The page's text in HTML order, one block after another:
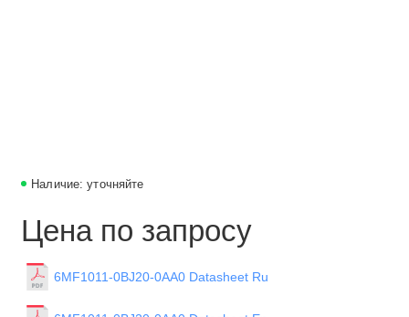
Наличие: уточняйте
Цена по запросу
6MF1011-0BJ20-0AA0 Datasheet Ru